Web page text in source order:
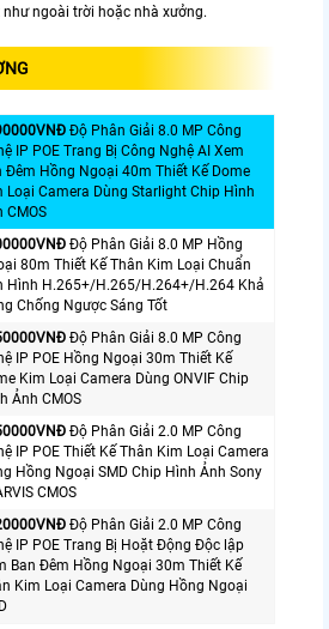
ngoài trời hoặc nhà xưởng.
Độ Phân Giải 8.0 MP Công
IP POE Trang Bị Công Nghệ AI Xem
Đêm Hồng Ngoại 40m Thiết Kế Dome
Loại Camera Dùng Starlight Chip Hình
CMOS
Độ Phân Giải 8.0 MP Hồng
80m Thiết Kế Thân Kim Loại Chuẩn
Hình H.265+/H.265/H.264+/H.264 Khả
Chống Ngược Sáng Tốt
Độ Phân Giải 8.0 MP Công
IP POE Hồng Ngoại 30m Thiết Kế
Kim Loại Camera Dùng ONVIF Chip
Ảnh CMOS
Độ Phân Giải 2.0 MP Công
IP POE Thiết Kế Thân Kim Loại Camera
Hồng Ngoại SMD Chip Hình Ảnh Sony
CMOS
Độ Phân Giải 2.0 MP Công
IP POE Trang Bị Hoặt Động Độc lập
Ban Đêm Hồng Ngoại 30m Thiết Kế
Kim Loại Camera Dùng Hồng Ngoại